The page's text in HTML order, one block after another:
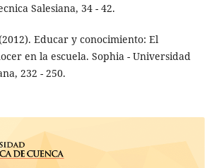
Salesiana, 34 - 42.
Educar y conocimiento: El
en la escuela. Sophia - Universidad
232 - 250.